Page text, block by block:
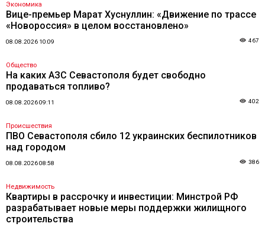
Экономика
Вице-премьер Марат Хуснуллин: «Движение по трассе
«Новороссия» в целом восстановлено»
08.08.2026 10:09 467
Общество
На каких АЗС Севастополя будет свободно
продаваться топливо?
08.08.2026 09:11 402
Происшествия
ПВО Севастополя сбило 12 украинских беспилотников
над городом
08.08.2026 08:58 386
Недвижимость
Квартиры в рассрочку и инвестиции: Минстрой РФ
разрабатывает новые меры поддержки жилищного
строительства